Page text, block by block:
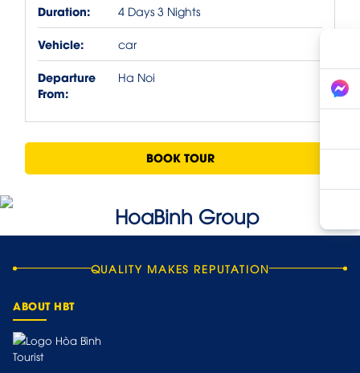
Duration:
4 Days 3 Nights
Vehicle: car
Departure
From:
Ha Noi
BOOK TOUR
QUALITY MAKES REPUTATION
ABOUT HBT